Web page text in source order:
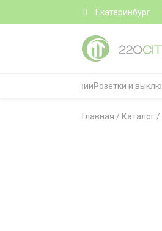
Екатеринбург
Все категорииРозетки и
Главная / Каталог /